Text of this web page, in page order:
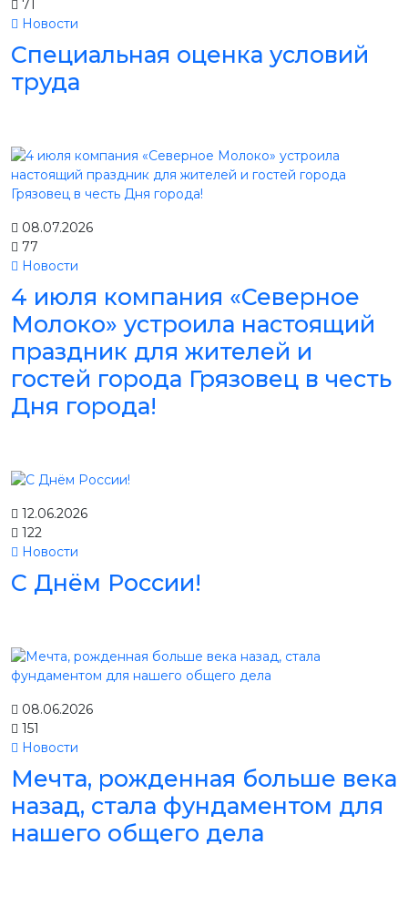
71
Новости
Специальная оценка условий
труда
08.07.2026
77
Новости
4 июля компания «Северное
Молоко» устроила настоящий
праздник для жителей и
гостей города Грязовец в честь
Дня города!
12.06.2026
122
Новости
С Днём России!
08.06.2026
151
Новости
Мечта, рожденная больше века
назад, стала фундаментом для
нашего общего дела